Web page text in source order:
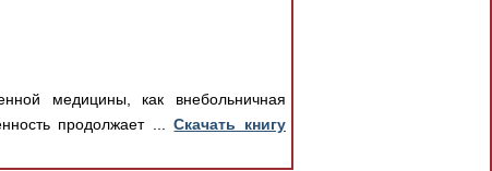
медицины, как внебольничная
продолжает ...Скачать книгу